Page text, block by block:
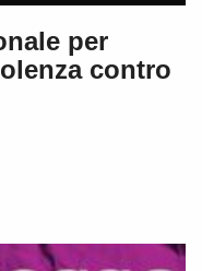
per
contro